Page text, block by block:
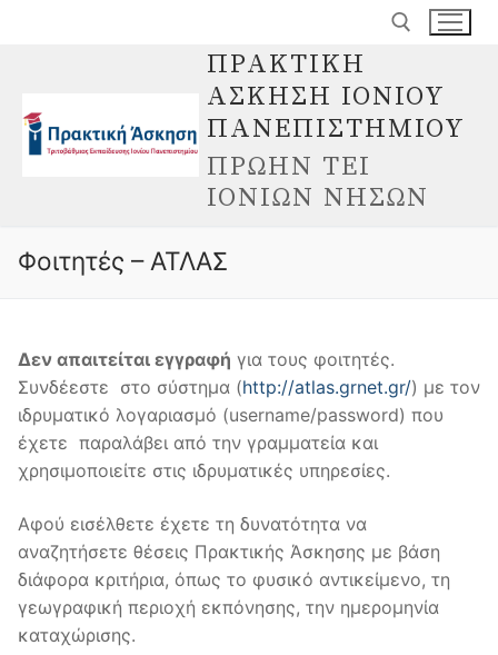
Αναζήτηση για:
ΠΡΑΚΤΙΚΗ
ΑΣΚΗΣΗ ΙΟΝΙΟΥ
ΠΑΝΕΠΙΣΤΗΜΙΟΥ
ΠΡΩΗΝ ΤΕΙ
ΙΟΝΙΩΝ ΝΗΣΩΝ
Φοιτητές – ΑΤΛΑΣ
Δεν απαιτείται εγγραφή για τους φοιτητές.
Συνδέεστε στο σύστημα (http://atlas.grnet.gr/) με τον
ιδρυματικό λογαριασμό (username/password) που
έχετε παραλάβει από την γραμματεία και
χρησιμοποιείτε στις ιδρυματικές υπηρεσίες.
Αφού εισέλθετε έχετε τη δυνατότητα να
αναζητήσετε θέσεις Πρακτικής Άσκησης με βάση
διάφορα κριτήρια, όπως το φυσικό αντικείμενο, τη
γεωγραφική περιοχή εκπόνησης, την ημερομηνία
καταχώρισης.